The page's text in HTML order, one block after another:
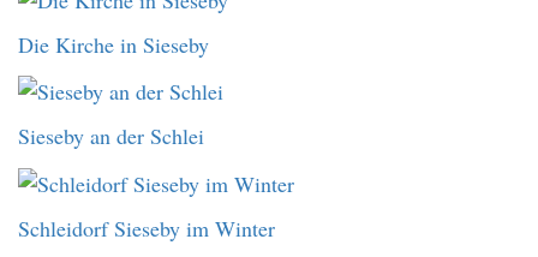
Die Kirche in Sieseby
Sieseby an der Schlei
Schleidorf Sieseby im Winter